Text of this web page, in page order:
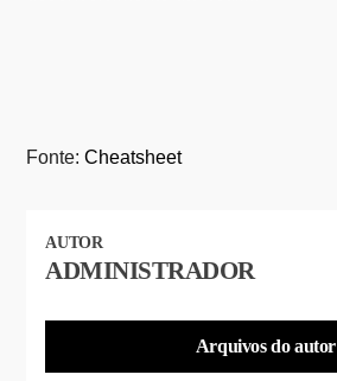
Fonte:Cheatsheet
AUTOR
ADMINISTRADOR
Arquivos do autor